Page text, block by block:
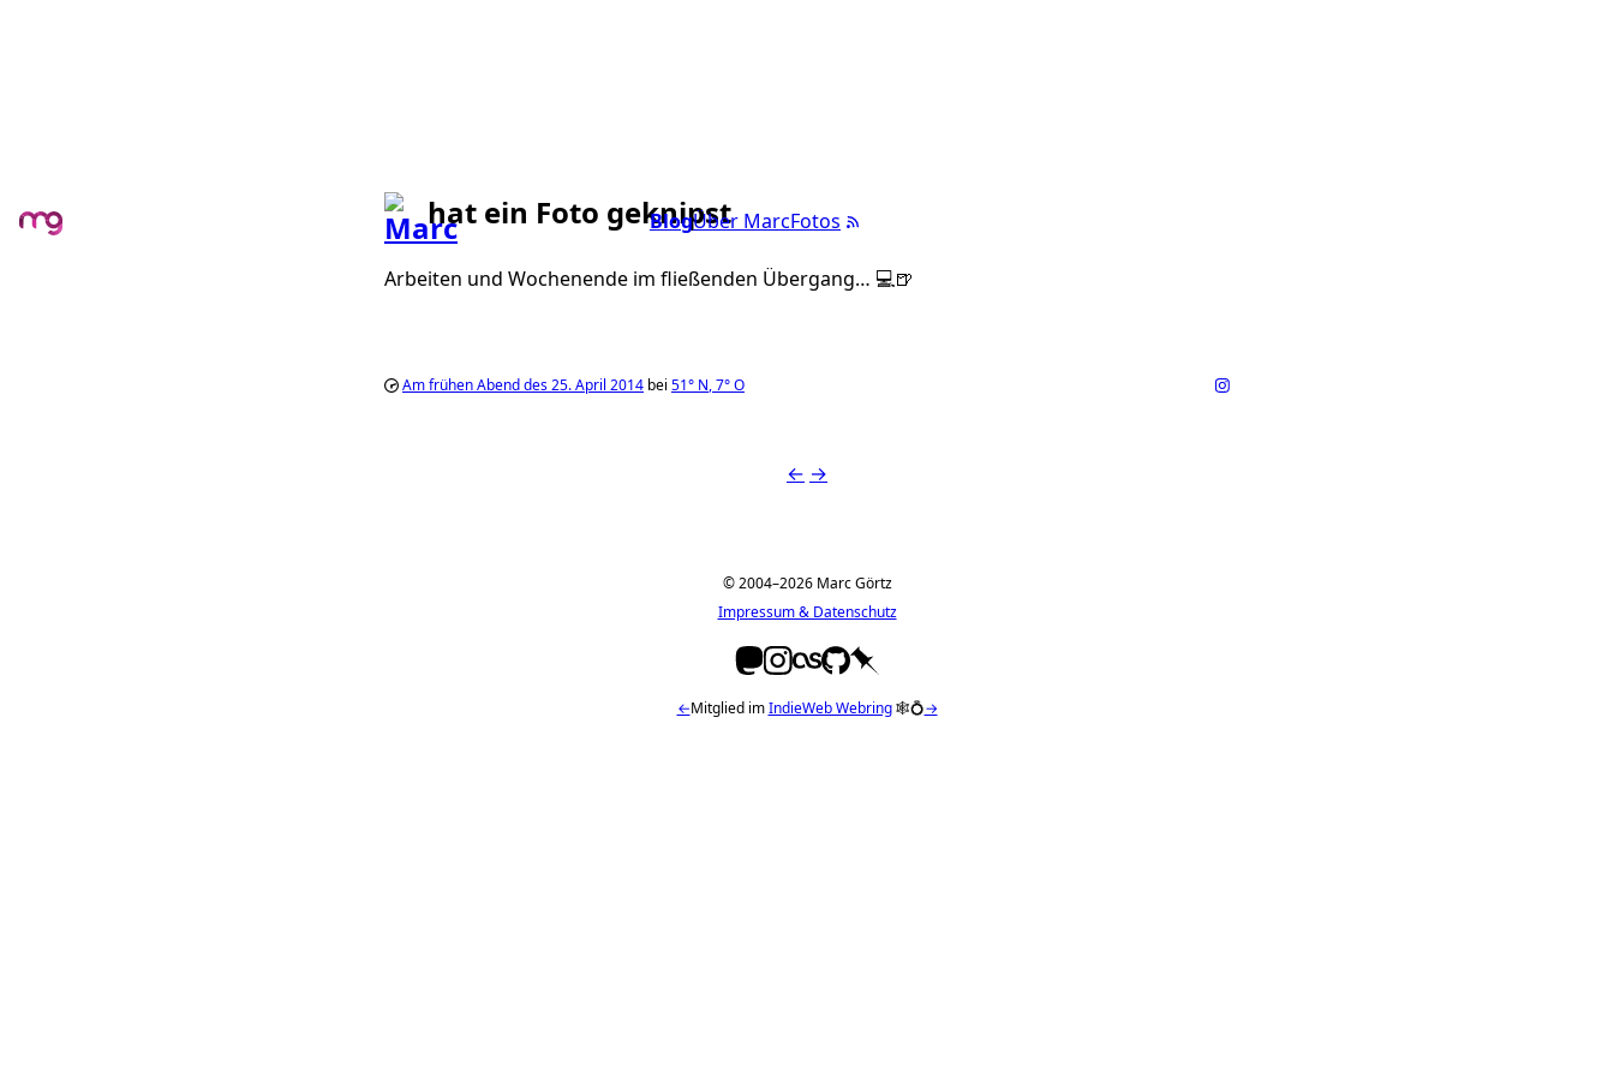
BlogÜber MarcFotos
hat ein Foto geknipst
Arbeiten und Wochenende im fließenden Übergang… 💻🍺
Am frühen Abend des 25. April 2014 bei 51° N,7°O
← →
© 2004–2026 Marc Görtz
Impressum & Datenschutz
←Mitglied imIndieWeb Webring🕸💍→